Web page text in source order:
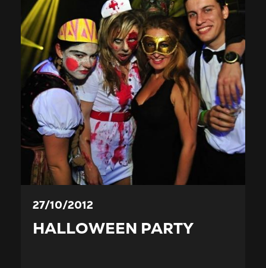
27/10/2012
HALLOWEEN PARTY